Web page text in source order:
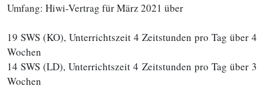
Umfang: Hiwi-Vertrag für März 2021 über
19 SWS (KO), Unterrichtszeit 4 Zeitstunden pro Tag über 4
Wochen
14 SWS (LD), Unterrichtszeit 4 Zeitstunden pro Tag über 3
Wochen